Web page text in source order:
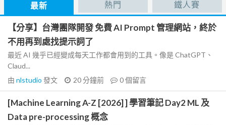
最新 熱門 鐵人賽
【分享】台灣團隊開發 免費 AI Prompt 管理網站，終於
不用再到處找提示詞了
最近 AI 幾乎已經變成每天工作都會用到的工具。像是 ChatGPT、
Claud...
由 nlstudio 發文 20 分鐘前 0個留言
[Machine Learning A-Z [2026] ] 學習筆記 Day2 ML 及
Data pre-processing 概念